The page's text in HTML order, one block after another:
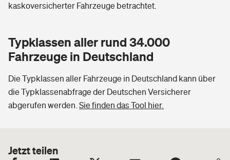
kaskoversicherter Fahrzeuge betrachtet.
Typklassen aller rund 34.000
Fahrzeuge in Deutschland
Die Typklassen aller Fahrzeuge in Deutschland kann über
die Typklassenabfrage der Deutschen Versicherer
abgerufen werden. Sie finden das Tool hier.
Jetzt teilen